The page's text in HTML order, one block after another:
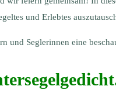
und Erlebtes
und Seglerinnen eine